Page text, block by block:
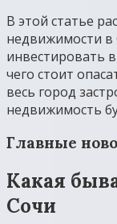
В этой статье
недвижимости
инвестировать
чего стоит
весь город
недвижимость
Главные
Какая
Сочи